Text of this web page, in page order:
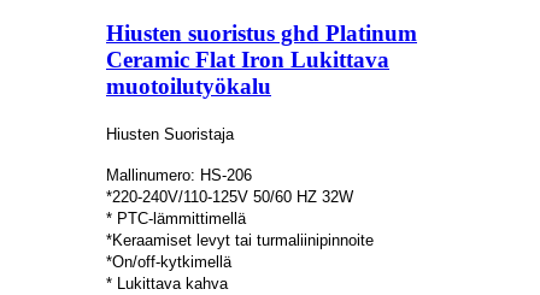
Hiusten suoristus ghd Platinum
Ceramic Flat Iron Lukittava
muotoilutyökalu
Hiusten Suoristaja
Mallinumero: HS-206
*220-240V/110-125V 50/60 HZ 32W
* PTC-lämmittimellä
*Keraamiset levyt tai turmaliinipinnoite
*On/off-kytkimellä
* Lukittava kahva